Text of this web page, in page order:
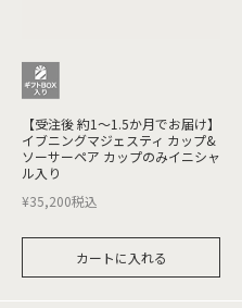
【受注後 約1～1.5か月でお届け】
イブニングマジェスティ カップ&
ソーサーペア カップのみイニシャ
ル入り
¥35,200税込
カートに入れる